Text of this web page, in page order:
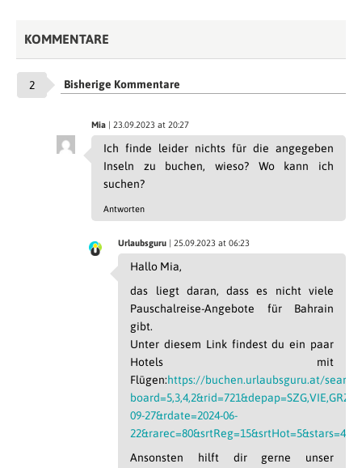
KOMMENTARE
2 Bisherige Kommentare
Mia | 23.09.2023 at 20:27
Ich finde leider nichts für die angegeben
Inseln zu buchen, wieso? Wo kann ich
suchen?
Antworten
Urlaubsguru | 25.09.2023 at 06:23
Hallo Mia,
das liegt daran, dass es nicht viele
Pauschalreise-Angebote für Bahrain
gibt.
Unter diesem Link findest du ein paar
Hotels mit
Flügen:https://buchen.urlaubsguru.at/
09-27&rdate=2024-06-
Ansonsten hilft dir gerne unser